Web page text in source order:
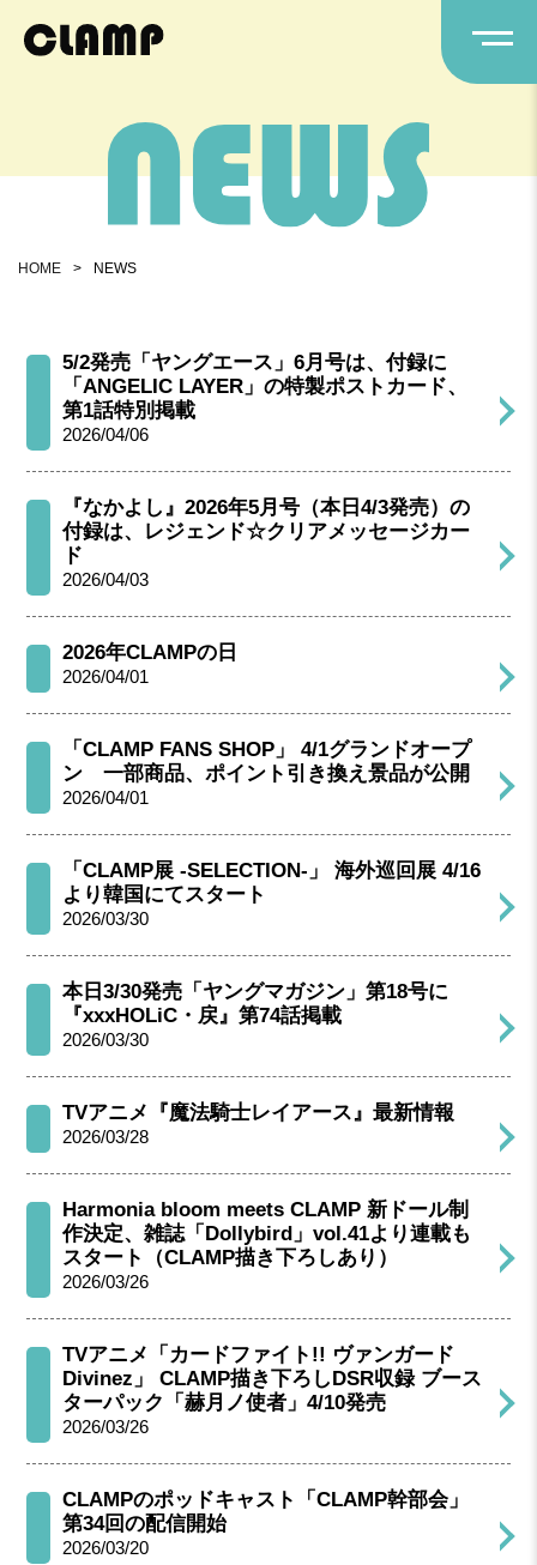
HOME > NEWS
5/2発売「ヤングエース」6月号は、付録に
「ANGELIC LAYER」の特製ポストカード、
第1話特別掲載
2026/04/06
『なかよし』2026年5月号（本日4/3発売）の
付録は、レジェンド☆クリアメッセージカー
ド
2026/04/03
2026年CLAMPの日
2026/04/01
「CLAMP FANS SHOP」 4/1グランドオープ
ン 一部商品、ポイント引き換え景品が公開
2026/04/01
「CLAMP展 -SELECTION-」 海外巡回展 4/16
より韓国にてスタート
2026/03/30
本日3/30発売「ヤングマガジン」第18号に
『xxxHOLiC・戻』第74話掲載
2026/03/30
TVアニメ『魔法騎士レイアース』最新情報
2026/03/28
Harmonia bloom meets CLAMP 新ドール制
作決定、雑誌「Dollybird」vol.41より連載も
スタート（CLAMP描き下ろしあり）
2026/03/26
TVアニメ「カードファイト!! ヴァンガード
Divinez」 CLAMP描き下ろしDSR収録 ブース
ターパック「赫月ノ使者」4/10発売
2026/03/26
CLAMPのポッドキャスト「CLAMP幹部会」
第34回の配信開始
2026/03/20